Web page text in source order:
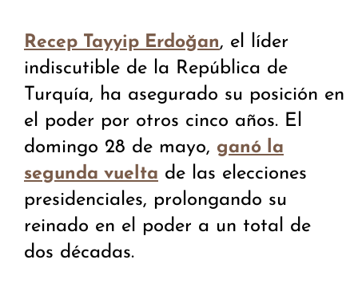
Recep Tayyip Erdoğan, el líder
indiscutible de la República de
Turquía, ha asegurado su posición en
el poder por otros cinco años. El
domingo 28 de mayo, ganó la
segunda vuelta de las elecciones
presidenciales, prolongando su
reinado en el poder a un total de
dos décadas.